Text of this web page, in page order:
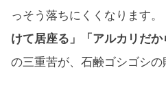
っそう落ちにくくなります。
けて居座る」「アルカリだか
の三重苦が、石鹸ゴシゴシの